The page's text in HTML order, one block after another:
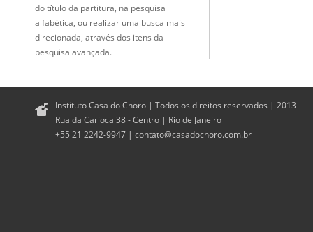
do título da partitura, na pesquisa
alfabética, ou realizar uma busca mais
direcionada, através dos itens da
pesquisa avançada.
Instituto Casa do Choro | Todos os direitos reservados | 2013
Rua da Carioca 38 - Centro | Rio de Janeiro
+55 21 2242-9947 | contato@casadochoro.com.br